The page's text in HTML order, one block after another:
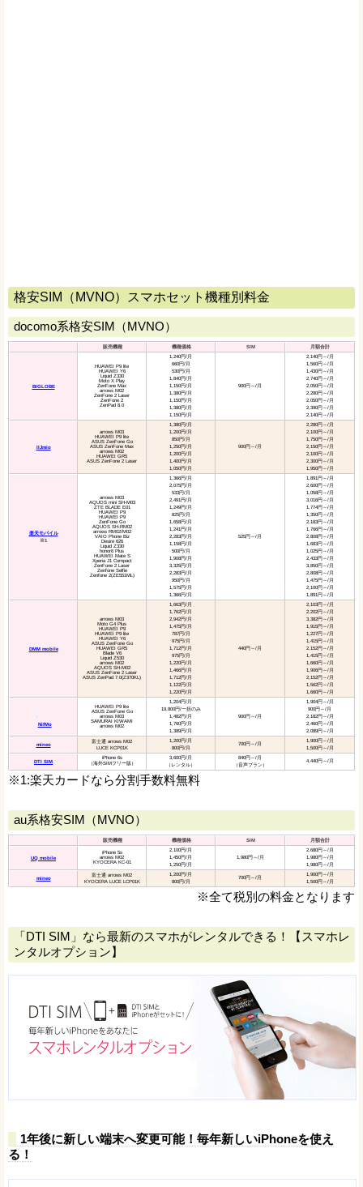
格安SIM（MVNO）スマホセット機種別料金
docomo系格安SIM（MVNO）
販売機種 機種価格 SIM 月額合計
BIGLOBE
HUAWEI P9 lite
HUAWEI Y6
Liquid Z330
Moto X Play
ZenFone Max
arrows M02
ZenFone 2 Laser
ZenFone 2
ZenPad 8.0
1,240円/月
660円/月
530円/月
1,840円/月
1,150円/月
1,380円/月
1,150円/月
1,380円/月
1,150円/月
900円～/月
2,140円～/月
1,560円～/月
1,430円～/月
2,740円～/月
2,050円～/月
2,280円～/月
2,050円～/月
2,390円～/月
2,140円～/月
IIJmio
arrows M03
HUAWEI P9 lite
ASUS ZenFone Go
ASUS ZenFone Max
arrows M02
HUAWEI GR5
ASUS ZenFone 2 Laser
1,380円/月
1,200円/月
850円/月
1,250円/月
1,200円/月
1,400円/月
1,050円/月
900円～/月
2,280円～/月
2,100円～/月
1,750円～/月
2,150円～/月
2,100円～/月
2,300円～/月
1,950円～/月
楽天モバイル
※1
arrows M03
AQUOS mini SH-M03
ZTE BLADE E01
HUAWEI P9
HUAWEI P9
ZenFone Go
AQUOS SH-RM02
arrows RM02/M02
VAIO Phone Biz
Desire 626
Liquid Z330
honor6 Plus
HUAWEI Mate S
Xperia J1 Compact
ZenFone 2 Laser
Zenfone Selfie
Zenfone 2(ZE551ML)
1,366円/月
2,075円/月
533円/月
2,491円/月
1,249円/月
825円/月
1,658円/月
1,241円/月
2,283円/月
1,158円/月
500円/月
1,908円/月
3,325円/月
2,283円/月
950円/月
1,575円/月
1,366円/月
525円～/月
1,891円～/月
2,600円～/月
1,058円～/月
3,016円～/月
1,774円～/月
1,350円～/月
2,183円～/月
1,766円～/月
2,808円～/月
1,683円～/月
1,025円～/月
2,433円～/月
3,850円～/月
2,808円～/月
1,475円～/月
2,100円～/月
1,891円～/月
DMM mobile
arrows M03
Moto G4 Plus
HUAWEI P9
HUAWEI P9 lite
HUAWEI Y6
ASUS ZenFone Go
HUAWEI GR5
Blade V6
Liquid Z530
arrows M02
AQUOS SH-M02
ASUS ZenFone 2 Laser
ASUS ZenPad 7.0(Z370KL)
1,663円/月
1,762円/月
2,942円/月
1,475円/月
787円/月
975円/月
1,712円/月
975円/月
1,220円/月
1,466円/月
1,712円/月
1,122円/月
1,220円/月
440円～/月
2,103円～/月
2,202円～/月
3,382円～/月
1,915円～/月
1,227円～/月
1,415円～/月
2,152円～/月
1,415円～/月
1,660円～/月
1,906円～/月
2,152円～/月
1,562円～/月
1,660円～/月
NifMo
HUAWEI P9 lite
ASUS ZenFone Go
arrows M03
SAMURAI KIWAMI
arrows M02
1,204円/月
19,800円/一括のみ
1,482円/月
1,760円/月
1,389円/月
900円～/月
1,904円～/月
900円～/月
2,182円～/月
2,460円～/月
2,089円～/月
mineo
富士通 arrows M02
LUCE KCP01K
1,200円/月
800円/月
700円～/月
1,900円～/月
1,500円～/月
DTI SIM
iPhone 6s
（海外SIMフリー版）
3,600円/月
（レンタル）
840円～/月
（音声プラン）
4,440円～/月
※1:楽天カードなら分割手数料無料
au系格安SIM（MVNO）
販売機種 機種価格 SIM 月額合計
UQ mobile
iPhone 5s
arrows M02
KYOCERA KC-01
2,100円/月
1,450円/月
1,250円/月
1,980円～/月
2,680円～/月
1,980円～/月
1,980円～/月
mineo
富士通 arrows M02
KYOCERA LUCE LCP01K
1,200円/月
800円/月
700円～/月
1,900円～/月
1,500円～/月
※全て税別の料金となります
「DTI SIM」なら最新のスマホがレンタルできる！【スマホレ
ンタルオプション】
1年後に新しい端末へ変更可能！毎年新しいiPhoneを使え
る！